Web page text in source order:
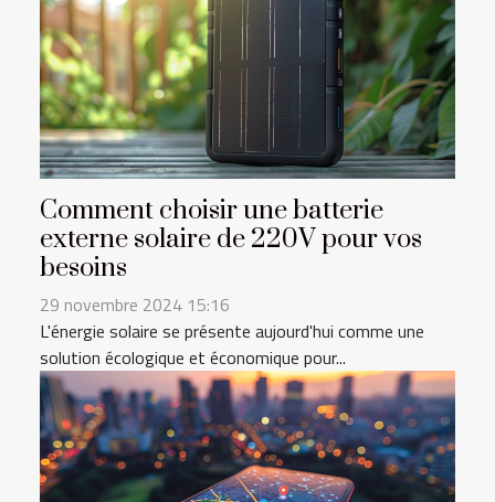
Comment choisir une batterie
externe solaire de 220V pour vos
besoins
29 novembre 2024 15:16
L'énergie solaire se présente aujourd'hui comme une
solution écologique et économique pour...